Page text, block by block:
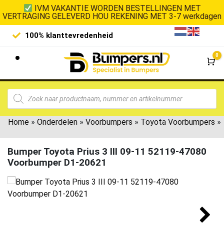
IVM VAKANTIE WORDEN BESTELLINGEN MET
VERTRAGING GELEVERD HOU REKENING MET 3-7 werkdagen
100% klanttevredenheid
0
Home » Onderdelen » Voorbumpers » Toyota Voorbumpers »
Bumper Toyota Prius 3 III 09-11 52119-47080
Voorbumper D1-20621